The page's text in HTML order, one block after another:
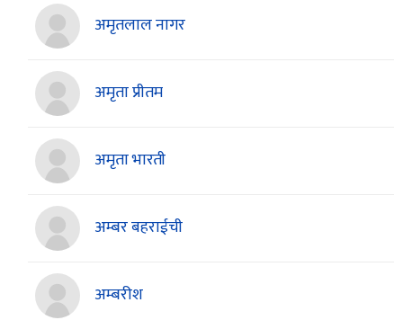
अमृतलाल नागर
अमृता प्रीतम
अमृता भारती
अम्बर बहराईची
अम्बरीश